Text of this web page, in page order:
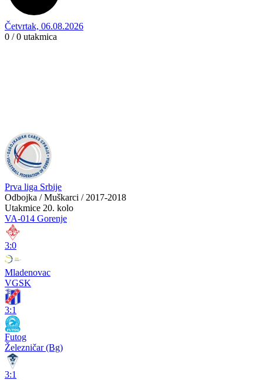
Četvrtak, 06.08.2026
0 / 0 utakmica
Prva liga Srbije
Odbojka / Muškarci / 2017-2018
Utakmice 20. kolo
VA-014 Gorenje
3:0
Mladenovac
VGSK
3:1
Futog
Železničar (Bg)
3:1